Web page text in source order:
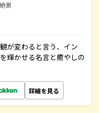
景
が変わると言う、イン
輝かせる名言と癒やしの
詳細を見る